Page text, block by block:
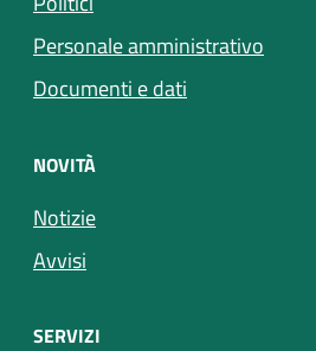
Personale amministrativo
Documenti e dati
NOVITÀ
Notizie
Avvisi
SERVIZI